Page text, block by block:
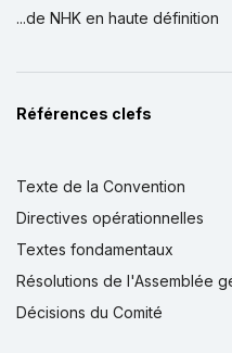
...de NHK en haute définition
Références clefs
Texte de la Convention
Directives opérationnelles
Textes fondamentaux
Résolutions de l'Assemblée
Décisions du Comité